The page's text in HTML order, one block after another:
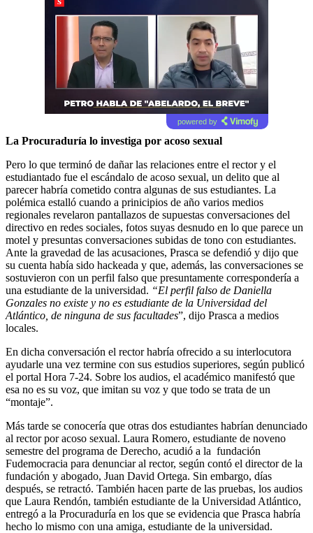
powered by
La Procuraduría lo investiga por acoso sexual
Pero lo que terminó de dañar las relaciones entre el rector y el
estudiantado fue el escándalo de acoso sexual, un delito que al
parecer habría cometido contra algunas de sus estudiantes. La
polémica estalló cuando a prinicipios de año varios medios
regionales revelaron pantallazos de supuestas conversaciones del
directivo en redes sociales, fotos suyas desnudo en lo que parece un
motel y presuntas conversaciones subidas de tono con estudiantes.
Ante la gravedad de las acusaciones, Prasca se defendió y dijo que
su cuenta había sido hackeada y que, además, las conversaciones se
sostuvieron con un perfil falso que presuntamente correspondería a
una estudiante de la universidad. “El perfil falso de Daniella
Gonzales no existe y no es estudiante de la Universidad del
Atlántico, de ninguna de sus facultades”, dijo Prasca a medios
locales.
En dicha conversación el rector habría ofrecido a su interlocutora
ayudarle una vez termine con sus estudios superiores, según publicó
el portal Hora 7-24. Sobre los audios, el académico manifestó que
esa no es su voz, que imitan su voz y que todo se trata de un
“montaje”.
Más tarde se conocería que otras dos estudiantes habrían denunciado
al rector por acoso sexual. Laura Romero, estudiante de noveno
semestre del programa de Derecho, acudió a la fundación
Fudemocracia para denunciar al rector, según contó el director de la
fundación y abogado, Juan David Ortega. Sin embargo, días
después, se retractó. También hacen parte de las pruebas, los audios
que Laura Rendón, también estudiante de la Universidad Atlántico,
entregó a la Procuraduría en los que se evidencia que Prasca habría
hecho lo mismo con una amiga, estudiante de la universidad.